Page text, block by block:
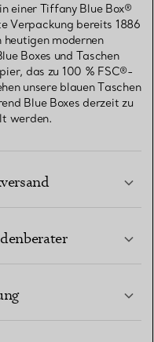
einer Tiffany Blue Box®
Verpackung bereits 1886
modernen
Boxes und Taschen
das zu 100 % FSC®-
unsere blauen Taschen
Blue Boxes derzeit zu
werden.